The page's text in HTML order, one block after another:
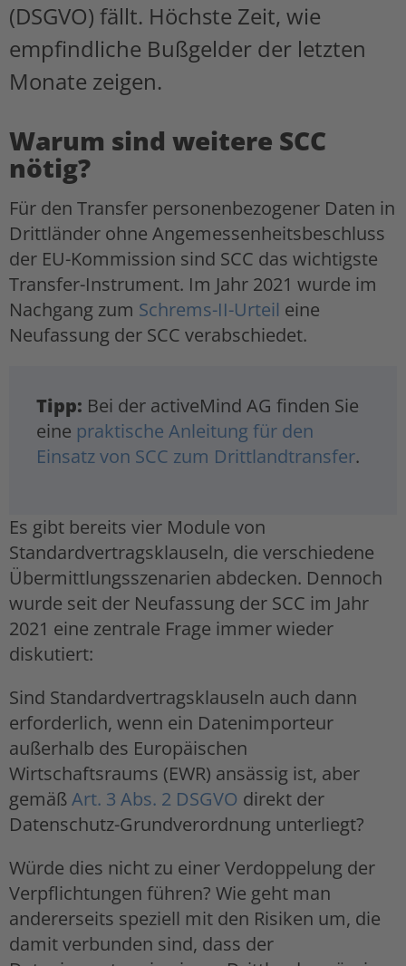
(DSGVO) fällt. Höchste Zeit, wie
empfindliche Bußgelder der letzten
Monate zeigen.
Warum sind weitere SCC
nötig?
Für den Transfer personenbezogener Daten in
Drittländer ohne Angemessenheitsbeschluss
der EU-Kommission sind SCC das wichtigste
Transfer-Instrument. Im Jahr 2021 wurde im
Nachgang zum Schrems-II-Urteil eine
Neufassung der SCC verabschiedet.
Tipp: Bei der activeMind AG finden Sie
eine praktische Anleitung für den
Einsatz von SCC zum Drittlandtransfer.
Es gibt bereits vier Module von
Standardvertragsklauseln, die verschiedene
Übermittlungsszenarien abdecken. Dennoch
wurde seit der Neufassung der SCC im Jahr
2021 eine zentrale Frage immer wieder
diskutiert:
Sind Standardvertragsklauseln auch dann
erforderlich, wenn ein Datenimporteur
außerhalb des Europäischen
Wirtschaftsraums (EWR) ansässig ist, aber
gemäßArt. 3 Abs. 2 DSGVO direkt der
Datenschutz-Grundverordnung unterliegt?
Würde dies nicht zu einer Verdoppelung der
Verpflichtungen führen? Wie geht man
andererseits speziell mit den Risiken um, die
damit verbunden sind, dass der